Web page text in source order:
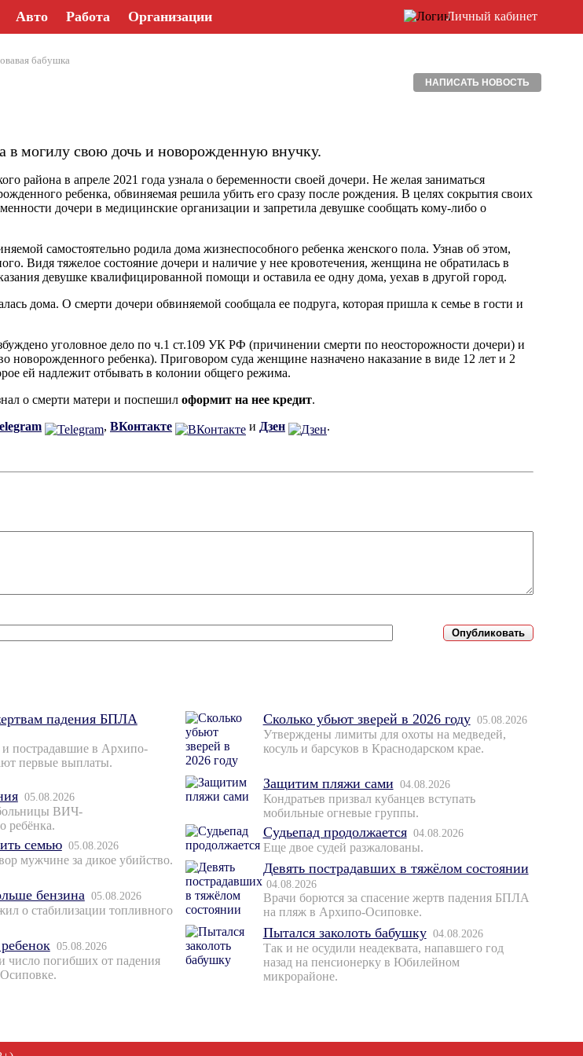
Авто Работа Организации Личный кабинет
бабушка
НАПИСАТЬ НОВОСТЬ
в могилу свою дочь и новорожденную внучку.
района в апреле 2021 года узнала о беременности своей дочери. Не желая заниматься
ребенка, обвиняемая решила убить его сразу после рождения. В целях сокрытия своих
дочери в медицинские организации и запретила девушке сообщать кому-либо о
самостоятельно родила дома жизнеспособного ребенка женского пола. Узнав об этом,
Видя тяжелое состояние дочери и наличие у нее кровотечения, женщина не обратилась в
девушке квалифицированной помощи и оставила ее одну дома, уехав в другой город.
дома. О смерти дочери обвиняемой сообщала ее подруга, которая пришла к семье в гости и
уголовное дело по ч.1 ст.109 УК РФ (причинении смерти по неосторожности дочери) и
новорожденного ребенка). Приговором суда женщине назначено наказание в виде 12 лет и 2
ей надлежит отбывать в колонии общего режима.
о смерти матери и поспешил оформит на нее кредит.
, ВКонтакте и Дзен .
падения БПЛА
пострадавшие в Архипо-
первые выплаты.
05.08.2026
ВИЧ-
ребёнка.
семью 05.08.2026
мужчине за дикое убийство.
бензина 05.08.2026
о стабилизации топливного
05.08.2026
число погибших от падения
Сколько убьют зверей в 2026 году 05.08.2026
Утверждены лимиты для охоты на медведей,
косуль и барсуков в Краснодарском крае.
Защитим пляжи сами 04.08.2026
Кондратьев призвал кубанцев вступать
мобильные огневые группы.
Судьепад продолжается 04.08.2026
Еще двое судей разжалованы.
Девять пострадавших в тяжёлом состоянии
04.08.2026
Врачи борются за спасение жертв падения БПЛА
на пляж в Архипо-Осиповке.
Пытался заколоть бабушку 04.08.2026
Так и не осудили неадеквата, напавшего год
назад на пенсионерку в Юбилейном
микрорайоне.